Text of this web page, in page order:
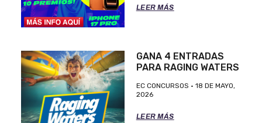
LEER MÁS
GANA 4 ENTRADAS
PARA RAGING WATERS
EC CONCURSOS
18 DE MAYO,
2026
LEER MÁS